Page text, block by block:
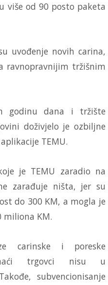
više od 90 posto paketa
uvođenje novih carina,
ravnopravnijim tržišnim
godinu dana i tržište
doživjelo je ozbiljne
TEMU.
je TEMU zaradio na
zarađuje ništa, jer su
do 300 KM, a mogla je
miliona KM.
carinske i poreske
trgovci nisu u
subvencionisanje